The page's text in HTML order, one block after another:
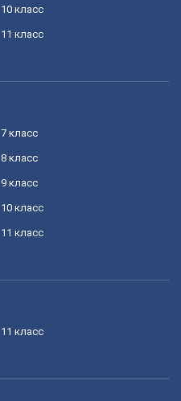
10 класс
11 класс
7 класс
8 класс
9 класс
10 класс
11 класс
11 класс